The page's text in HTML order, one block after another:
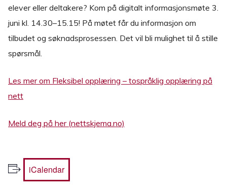
elever eller deltakere? Kom på digitalt informasjonsmøte 3.
juni kl. 14.30–15.15! På møtet får du informasjon om
tilbudet og søknadsprosessen. Det vil bli mulighet til å stille
spørsmål.
Les mer om Fleksibel opplæring – tospråklig opplæring på
nett
Meld deg på her (nettskjema.no)
iCalendar